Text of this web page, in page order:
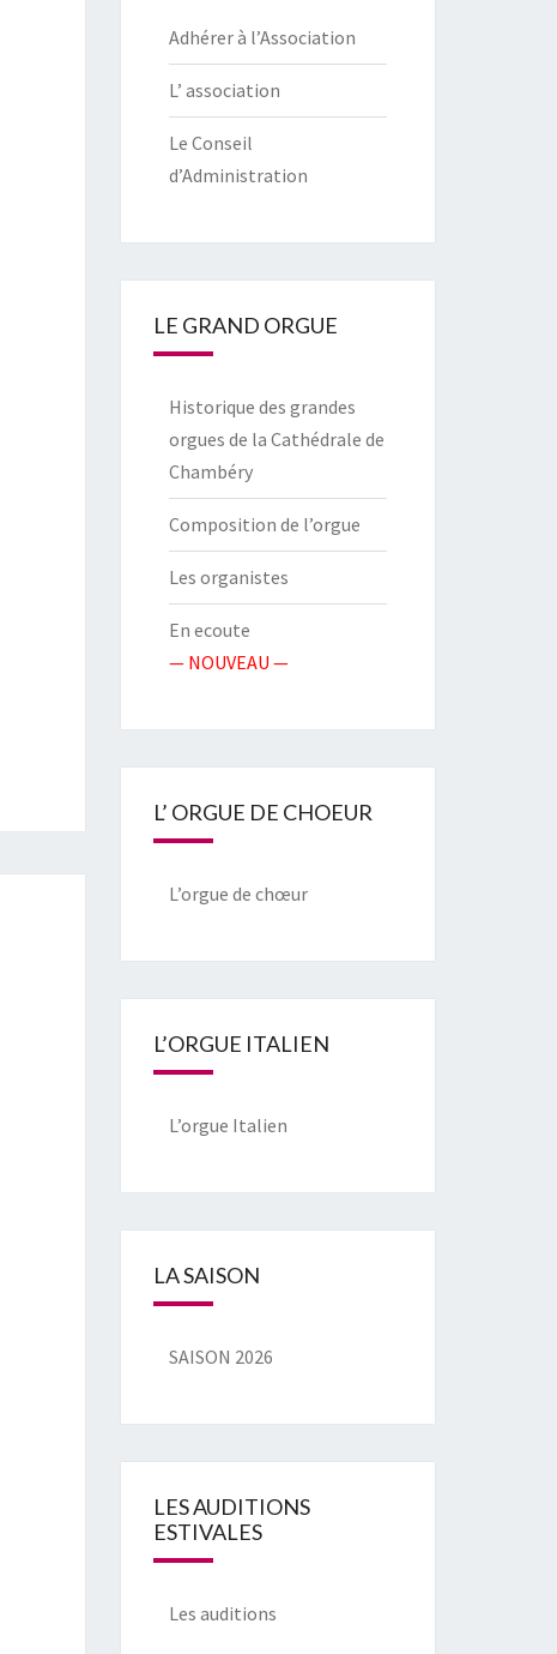
Adhérer à l’Association
L’ association
Le Conseil
d’Administration
LE GRAND ORGUE
Historique des grandes
orgues de la Cathédrale de
Chambéry
Composition de l’orgue
Les organistes
En ecoute
— NOUVEAU —
L’ ORGUE DE CHOEUR
L’orgue de chœur
L’ORGUE ITALIEN
L’orgue Italien
LA SAISON
SAISON 2026
LES AUDITIONS
ESTIVALES
Les auditions